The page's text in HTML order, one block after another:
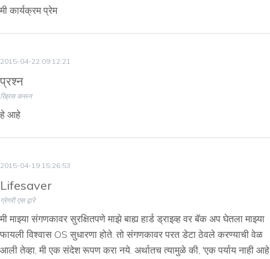
मी कार्यक्रम प्रेम
2015-04-22 09:12:21
प्रश्न
ख्रिस करून
हे आहे
2015-04-19 15:26:53
Lifesaver
ग्रेगरी एस द्वारे
मी माझ्या संगणकावर सुरक्षितपणे माझे बाह्य हार्ड ड्राइव्ह वर बॅक अप घेतला माझ्या
फायली विश्वास OS सुधारणा होते. तो संगणकावर परत डेटा ठेवले करण्याची वेळ
आली तेव्हा, मी एक संदेश रूपण करा नये. अर्थातच त्यामुळे की, 'एक पर्याय नाही आहे